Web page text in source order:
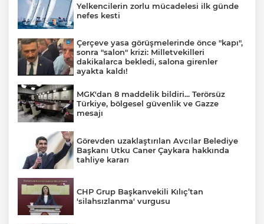
Yelkencilerin zorlu mücadelesi ilk günde
nefes kesti
Çerçeve yasa görüşmelerinde önce "kapı",
sonra "salon" krizi: Milletvekilleri
dakikalarca bekledi, salona girenler
ayakta kaldı!
MGK'dan 8 maddelik bildiri... Terörsüz
Türkiye, bölgesel güvenlik ve Gazze
mesajı
Görevden uzaklaştırılan Avcılar Belediye
Başkanı Utku Caner Çaykara hakkında
tahliye kararı
CHP Grup Başkanvekili Kılıç’tan
'silahsızlanma' vurgusu